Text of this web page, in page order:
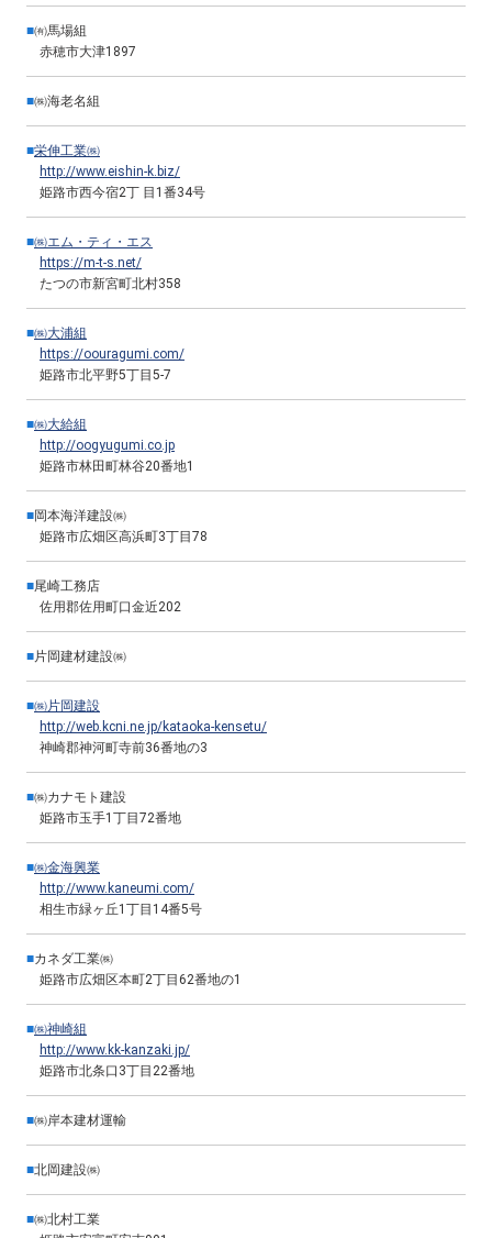
■㈲馬場組
赤穂市大津1897
■㈱海老名組
■栄伸工業㈱
http://www.eishin-k.biz/
姫路市西今宿2丁 目1番34号
■㈱エム・ティ・エス
https://m-t-s.net/
たつの市新宮町北村358
■㈱大浦組
https://oouragumi.com/
姫路市北平野5丁目5-7
■㈱大給組
http://oogyugumi.co.jp
姫路市林田町林谷20番地1
■岡本海洋建設㈱
姫路市広畑区高浜町3丁目78
■尾崎工務店
佐用郡佐用町口金近202
■片岡建材建設㈱
■㈱片岡建設
http://web.kcni.ne.jp/kataoka-kensetu/
神崎郡神河町寺前36番地の3
■㈱カナモト建設
姫路市玉手1丁目72番地
■㈱金海興業
http://www.kaneumi.com/
相生市緑ヶ丘1丁目14番5号
■カネダ工業㈱
姫路市広畑区本町2丁目62番地の1
■㈱神崎組
http://www.kk-kanzaki.jp/
姫路市北条口3丁目22番地
■㈱岸本建材運輸
■北岡建設㈱
■㈱北村工業